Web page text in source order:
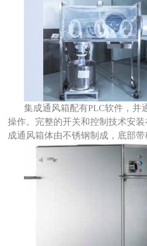
集成通风箱配有PLC软件，并
操作。完整的开关和控制技术安
成通风箱体由不锈钢制成，底部带